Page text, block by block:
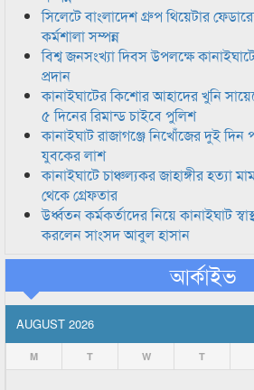
সিলেটে বাংলাদেশ গ্রুপ থিয়েটার
কর্মশালা সম্পন্ন
বিশ্ব জনসংখ্যা দিবস উপলক্ষে
প্রদান
কানাইঘাটের কিশোর আহাদের খুনি
৫ দিনের রিমান্ড চাইবে পুলিশ
কানাইঘাট রাজাগঞ্জে নিখোঁজের দুই
যুবকের লাশ
কানাইঘাটে চাঞ্চল্যকর জাহাঙ্গীর হত্যা
থেকে গ্রেফতার
উর্ধ্বতন কর্মকর্তাদের নিয়ে কানাইঘাট
করলেন সাংসদ আবুল হাসান
আর্কাইভ
AUGUST 2026
M T W T